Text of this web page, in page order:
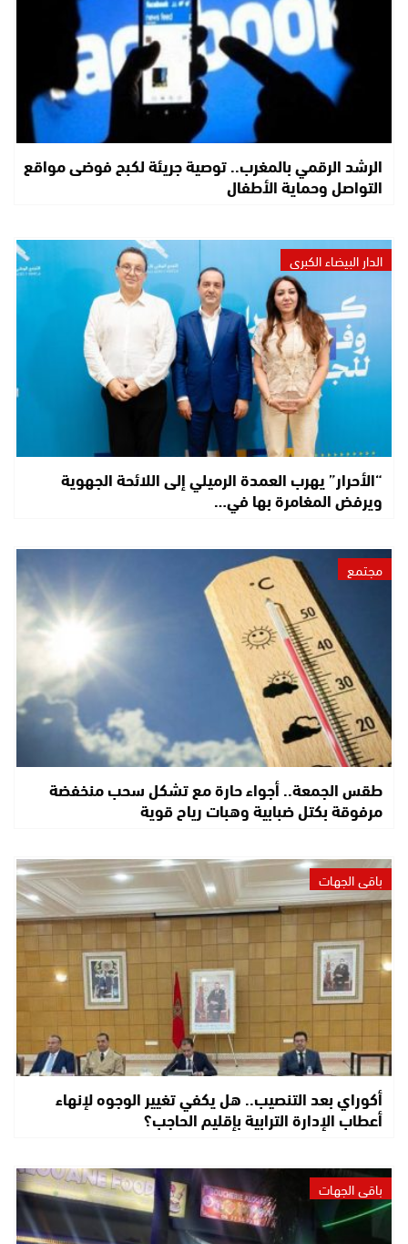
الرشد الرقمي بالمغرب.. توصية جريئة لكبح فوضى مواقع
التواصل وحماية الأطفال
الدار البيضاء الكبرى
“الأحرار” يهرب العمدة الرميلي إلى اللائحة الجهوية
ويرفض المغامرة بها في…
مجتمع
طقس الجمعة.. أجواء حارة مع تشكل سحب منخفضة
مرفوقة بكتل ضبابية وهبات رياح قوية
باقي الجهات
أكوراي بعد التنصيب.. هل يكفي تغيير الوجوه لإنهاء
أعطاب الإدارة الترابية بإقليم الحاجب؟
باقي الجهات